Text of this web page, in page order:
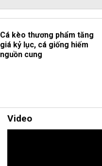
Cá kèo thương phẩm tăng
giá kỷ lục, cá giống hiếm
nguồn cung
Video